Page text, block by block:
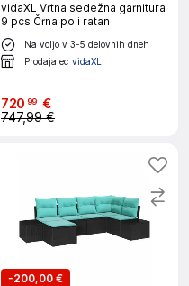
vidaXL Vrtna sedežna garnitura
9 pcs Črna poli ratan
Na voljo v 3-5 delovnih dneh
Prodajalec vidaXL
720 99 €
747,99 €
-200,00 €